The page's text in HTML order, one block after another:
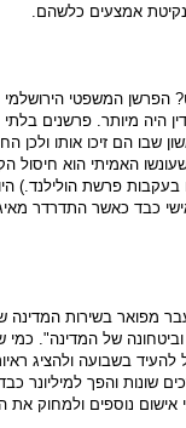
נקיטת אמצעים כלשהם.
המשפטי הירושלמי
היה מיותר. פרשנים בלתי
הם זיכו אותו ולכן
האמיתי הוא חיסול
פרשת הולילנד.)
כבד כאשר התדרדר
מפואר בשירות
של המדינה". כמי
בשבועה ולהציג
שונות והפך למיליונר
נוספים ולמחוק את